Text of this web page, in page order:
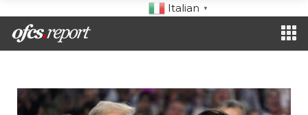
Italian ▼